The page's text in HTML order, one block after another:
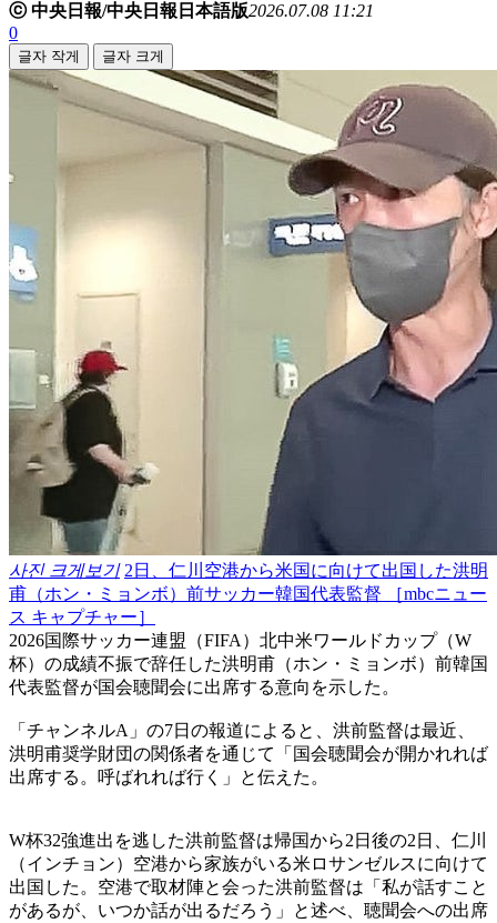
ⓒ 中央日報/中央日報日本語版2026.07.08 11:21
0
글자 작게 글자 크게
사진 크게보기 2日、仁川空港から米国に向けて出国した洪明
甫（ホン・ミョンボ）前サッカー韓国代表監督 ［mbcニュー
ス キャプチャー］
2026国際サッカー連盟（FIFA）北中米ワールドカップ（W
杯）の成績不振で辞任した洪明甫（ホン・ミョンボ）前韓国
代表監督が国会聴聞会に出席する意向を示した。
「チャンネルA」の7日の報道によると、洪前監督は最近、
洪明甫奨学財団の関係者を通じて「国会聴聞会が開かれれば
出席する。呼ばれれば行く」と伝えた。
W杯32強進出を逃した洪前監督は帰国から2日後の2日、仁川
（インチョン）空港から家族がいる米ロサンゼルスに向けて
出国した。空港で取材陣と会った洪前監督は「私が話すこと
があるが、いつか話が出るだろう」と述べ、聴聞会への出席